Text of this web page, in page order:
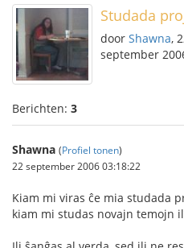
Studada
door Shawna,
september
Berichten: 3
Shawna (Profiel tonen)
22 september 2006 03:18:22
Kiam mi viras ĉe mia studada
kiam mi studas novajn temojn